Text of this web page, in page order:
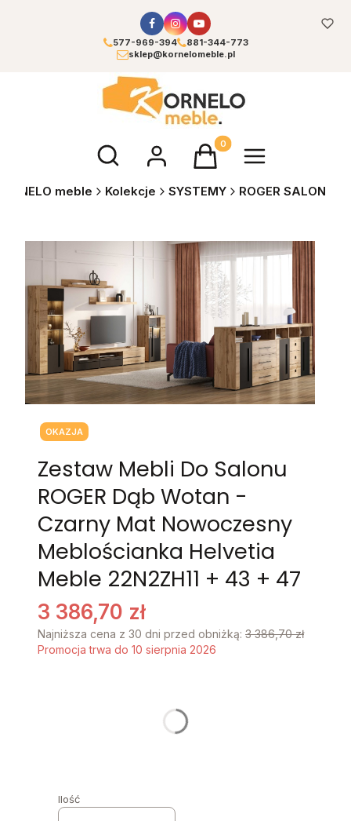
577-969-394
881-344-773
sklep@kornelomeble.pl
Otwórz wyszukiwarkęProdukty w koszyku: 0.
meble Kolekcje SYSTEMY ROGER SALON
Tagi produktu
OKAZJA
Zestaw Mebli Do Salonu
ROGER Dąb Wotan -
Czarny Mat Nowoczesny
Meblościanka Helvetia
Meble 22N2ZH11 + 43 + 47
3 386,70 zł
Najniższa cena z 30 dni przed obniżką: 3 386,70 zł
Promocja trwa do 10 sierpnia 2026
Ilość